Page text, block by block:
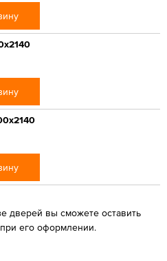
дверей вы сможете оставить
его оформлении.